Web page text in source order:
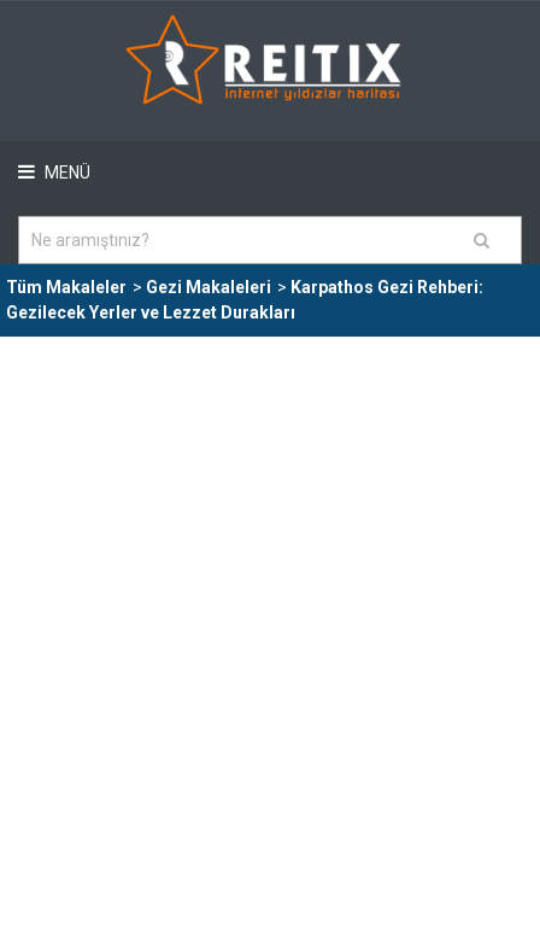
MENÜ
Tüm Makaleler > Gezi Makaleleri > Karpathos Gezi Rehberi:
Gezilecek Yerler ve Lezzet Durakları